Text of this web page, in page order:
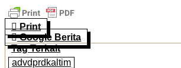
Print
Google Berita
Tag Terkait
advdprdkaltim